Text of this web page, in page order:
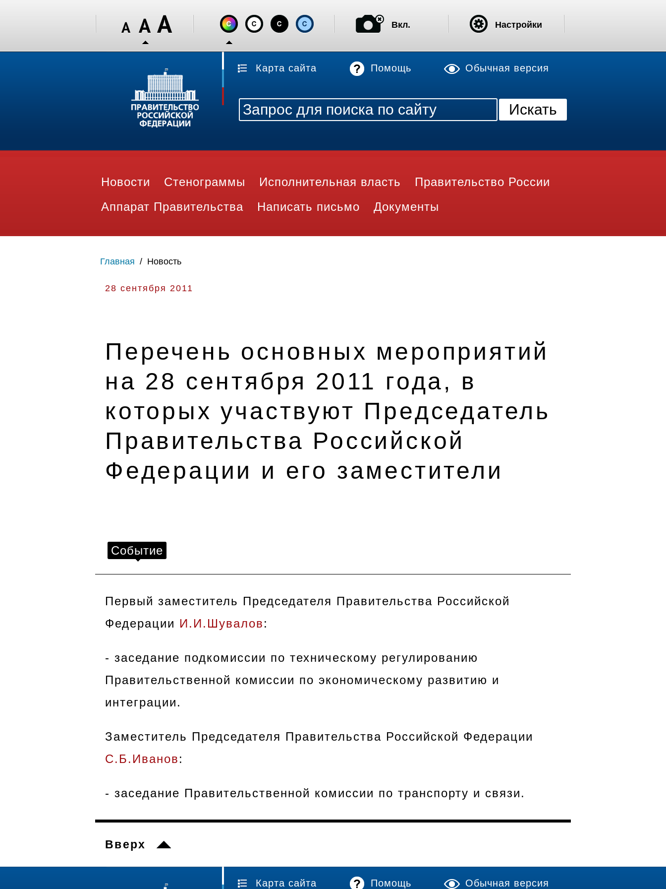
Карта сайта Помощь Обычная версия
Новости Стенограммы Исполнительная власть
Правительство России
Аппарат Правительства
Написать письмо Документы
Главная / Новость
28 сентября 2011
Перечень основных мероприятий
на 28 сентября 2011 года, в
которых участвуют Председатель
Правительства Российской
Федерации и его заместители
Событие
Первый заместитель Председателя Правительства Российской
Федерации И.И.Шувалов:
- заседание подкомиссии по техническому регулированию
Правительственной комиссии по экономическому развитию и
интеграции.
Заместитель Председателя Правительства Российской Федерации
С.Б.Иванов:
- заседание Правительственной комиссии по транспорту и связи.
Вверх
Карта сайта Помощь Обычная версия
Вкл. Настройки